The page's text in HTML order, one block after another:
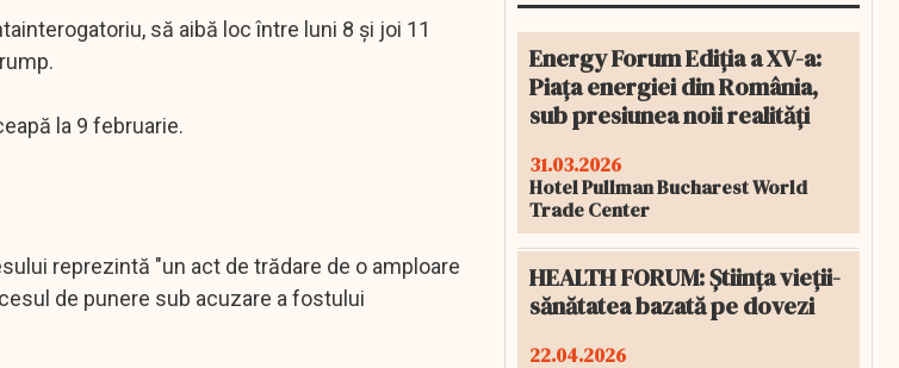
să aibă loc între luni 8 şi joi 11
la 9 februarie.
reprezintă "un act de trădare de o amploare
de punere sub acuzare a fostului
Energy Forum Ediția a XV-a:
Piața energiei din România,
sub presiunea noii realități
31.03.2026
Hotel Pullman Bucharest World
Trade Center
HEALTH FORUM: Știința vieții-
sănătatea bazată pe dovezi
22.04.2026